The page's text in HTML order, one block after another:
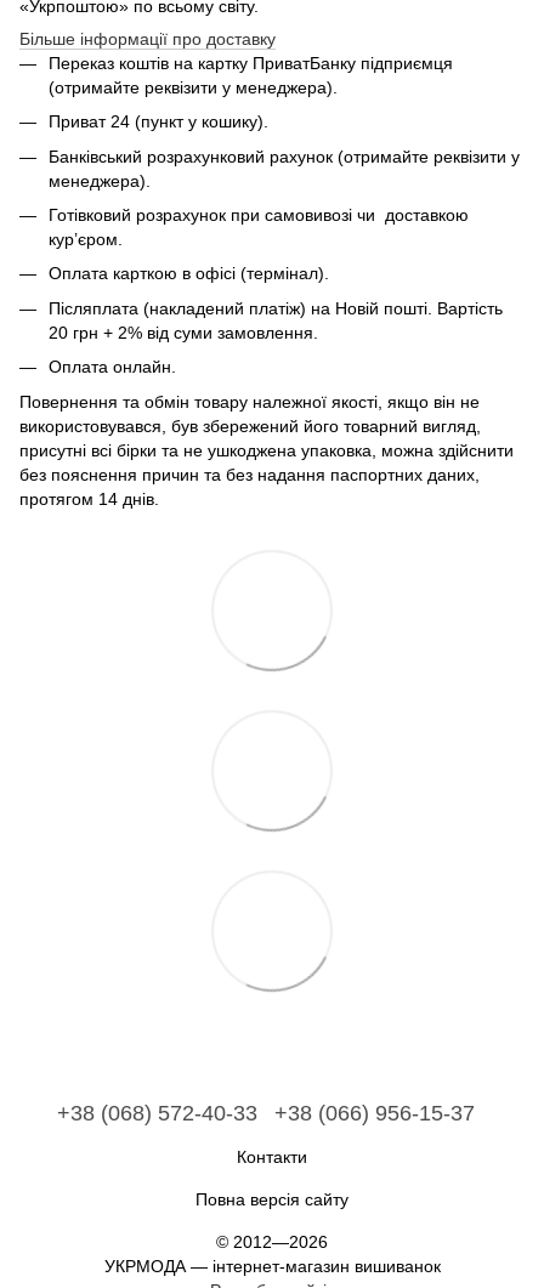
«Укрпоштою» по всьому світу.
Більше інформації про доставку
Переказ коштів на картку ПриватБанку підприємця
(отримайте реквізити у менеджера).
Приват 24 (пункт у кошику).
Банківський розрахунковий рахунок (отримайте реквізити у
менеджера).
Готівковий розрахунок при самовивозі чи доставкою
кур’єром.
Оплата карткою в офісі (термінал).
Післяплата (накладений платіж) на Новій пошті. Вартість
20 грн + 2% від суми замовлення.
Оплата онлайн.
Повернення та обмін товару належної якості, якщо він не
використовувався, був збережений його товарний вигляд,
присутні всі бірки та не ушкоджена упаковка, можна здійснити
без пояснення причин та без надання паспортних даних,
протягом 14 днів.
+38 (068) 572-40-33 +38 (066) 956-15-37
Контакти
Повна версія сайту
© 2012—2026
УКРМОДА — інтернет-магазин вишиванок